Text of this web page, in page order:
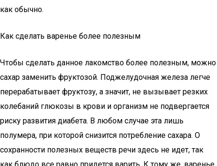
как обычно.
Как сделать варенье более полезным
Чтобы сделать данное лакомство более полезным, можно
сахар заменить фруктозой. Поджелудочная железа легче
перерабатывает фруктозу, а значит, не вызывает резких
колебаний глюкозы в крови и организм не подвергается
риску развития диабета. В любом случае эта лишь
полумера, при которой снизится потребление сахара. О
сохранности полезных веществ речи здесь не идет, так